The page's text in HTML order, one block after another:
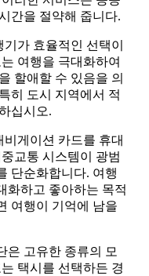
간을 절약해 줍니다.
가 효율적인 선택이
여행을 극대화하여
할애할 수 있음을 의
히 도시 지역에서 적
십시오.
게이션 카드를 휴대
교통 시스템이 광범
단순화합니다. 여행
화하고 좋아하는 목적
여행이 기억에 남을
은 고유한 종류의 모
택시를 선택하든 경